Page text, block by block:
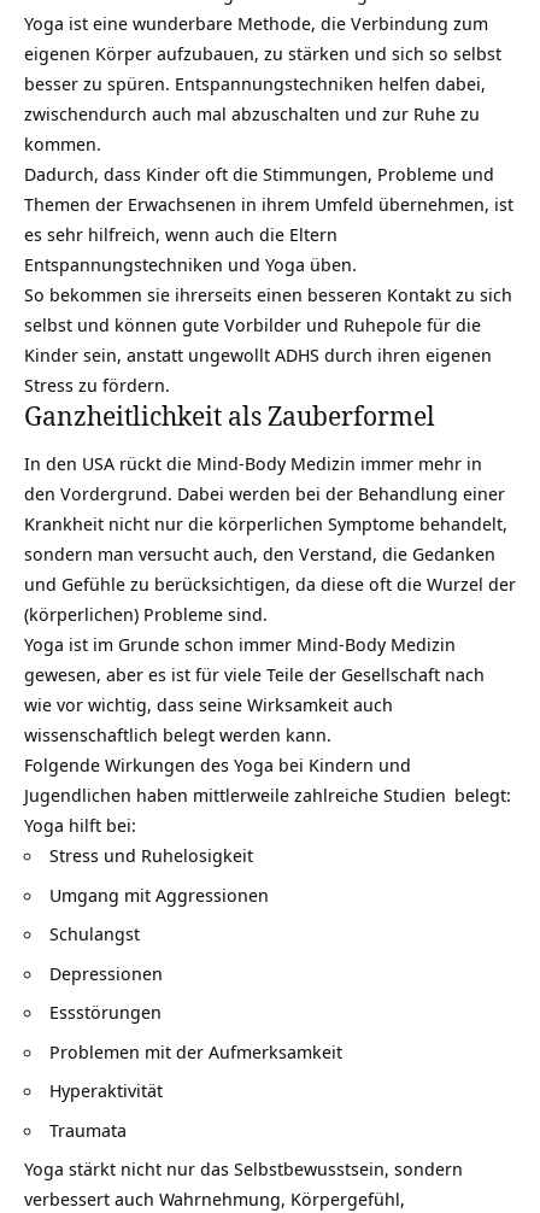
Yoga ist eine wunderbare Methode, die Verbindung zum
eigenen Körper aufzubauen, zu stärken und sich so selbst
besser zu spüren. Entspannungstechniken helfen dabei,
zwischendurch auch mal abzuschalten und zur Ruhe zu
kommen.
Dadurch, dass Kinder oft die Stimmungen, Probleme und
Themen der Erwachsenen in ihrem Umfeld übernehmen, ist
es sehr hilfreich, wenn auch die Eltern
Entspannungstechniken und Yoga üben.
So bekommen sie ihrerseits einen besseren Kontakt zu sich
selbst und können gute Vorbilder und Ruhepole für die
Kinder sein, anstatt ungewollt ADHS durch ihren eigenen
Stress zu fördern.
Ganzheitlichkeit als Zauberformel
In den USA rückt die Mind-Body Medizin immer mehr in
den Vordergrund. Dabei werden bei der Behandlung einer
Krankheit nicht nur die körperlichen Symptome behandelt,
sondern man versucht auch, den Verstand, die Gedanken
und Gefühle zu berücksichtigen, da diese oft die Wurzel der
(körperlichen) Probleme sind.
Yoga ist im Grunde schon immer Mind-Body Medizin
gewesen, aber es ist für viele Teile der Gesellschaft nach
wie vor wichtig, dass seine Wirksamkeit auch
wissenschaftlich belegt werden kann.
Folgende Wirkungen des Yoga bei Kindern und
Jugendlichen haben mittlerweile zahlreiche Studien belegt:
Yoga hilft bei:
Stress und Ruhelosigkeit
Umgang mit Aggressionen
Schulangst
Depressionen
Essstörungen
Problemen mit der Aufmerksamkeit
Hyperaktivität
Traumata
Yoga stärkt nicht nur das Selbstbewusstsein, sondern
verbessert auch Wahrnehmung, Körpergefühl,